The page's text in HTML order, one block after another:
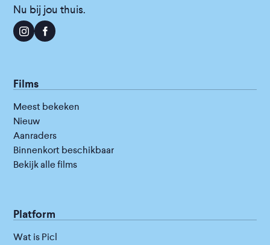
Nu bij jou thuis.
Films
Meest bekeken
Nieuw
Aanraders
Binnenkort beschikbaar
Bekijk alle films
Platform
Wat is Picl